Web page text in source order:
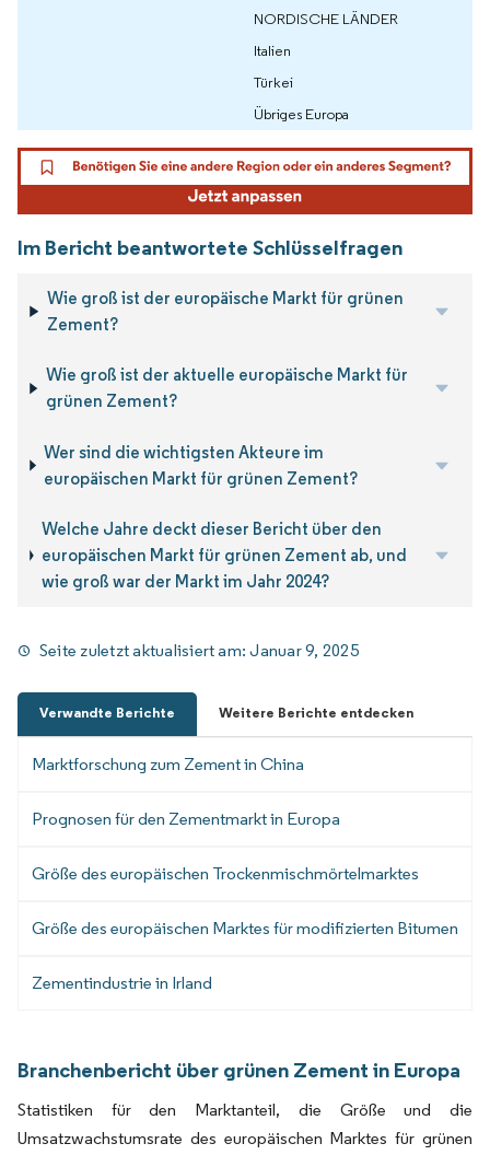
NORDISCHE LÄNDER
Italien
Türkei
Übriges Europa
Im Bericht beantwortete Schlüsselfragen
Wie groß ist der europäische Markt für grünen
Zement?
Wie groß ist der aktuelle europäische Markt für
grünen Zement?
Wer sind die wichtigsten Akteure im
europäischen Markt für grünen Zement?
Welche Jahre deckt dieser Bericht über den
europäischen Markt für grünen Zement ab, und
wie groß war der Markt im Jahr 2024?
Seite zuletzt aktualisiert am:Januar 9, 2025
Verwandte Berichte Weitere Berichte entdecken
Marktforschung zum Zement in China
Prognosen für den Zementmarkt in Europa
Größe des europäischen Trockenmischmörtelmarktes
Größe des europäischen Marktes für modifizierten Bitumen
Zementindustrie in Irland
Branchenbericht über grünen Zement in Europa
Statistiken für den Marktanteil, die Größe und die
Umsatzwachstumsrate des europäischen Marktes für grünen